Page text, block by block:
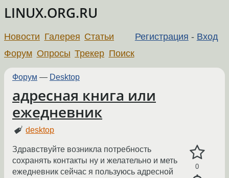
LINUX.ORG.RU
Регистрация - Вход
Новости Галерея Статьи
Форум Опросы Трекер Поиск
Форум — Desktop
адресная книга или
ежедневник
desktop
0
Здравствуйте возникла потребность
сохранять контакты ну и желательно и меть
ежедневник сейчас я пользуюсь адресной